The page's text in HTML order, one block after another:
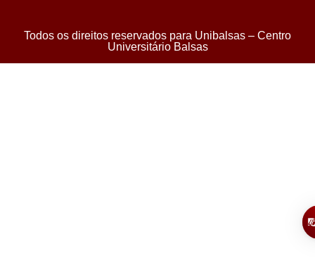
Todos os direitos reservados para Unibalsas – Centro
Universitário Balsas